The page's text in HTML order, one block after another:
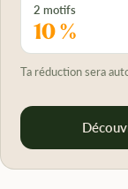
2 motifs
10 %
Ta réduction sera